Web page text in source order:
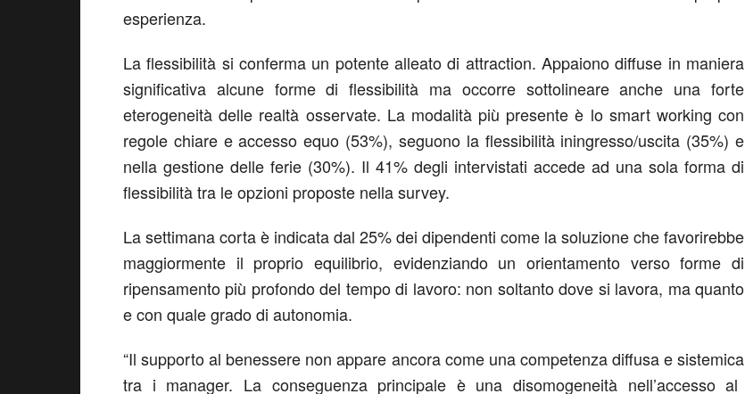
esperienza.
La flessibilità si conferma un potentealleato di attraction. Appaiono diffuse in maniera
significativa alcune formedi flessibilità ma occorre sottolineareanche una forte
eterogeneitàdelle realtà osservate. La modalità più presente è lo smart working con
regole chiare e accesso equo (53%), seguono la flessibilità iningresso/uscita (35%) e
nella gestione delle ferie (30%). Il 41% degli intervistati accede ad una sola forma di
flessibilitàtra leopzioni proposte nella survey.
Lasettimana cortaè indicatadal 25%dei dipendenti come la soluzione chefavorirebbe
maggiormente il proprio equilibrio, evidenziando unorientamento verso forme di
ripensamento più profondo del tempo di lavoro: non soltanto dove si lavora, ma quanto
e con quale grado di autonomia.
“Il supporto al benessere non appare ancora come una competenza diffusa e sistemica
tra i manager. La conseguenza principale è una disomogeneità nell’accesso al